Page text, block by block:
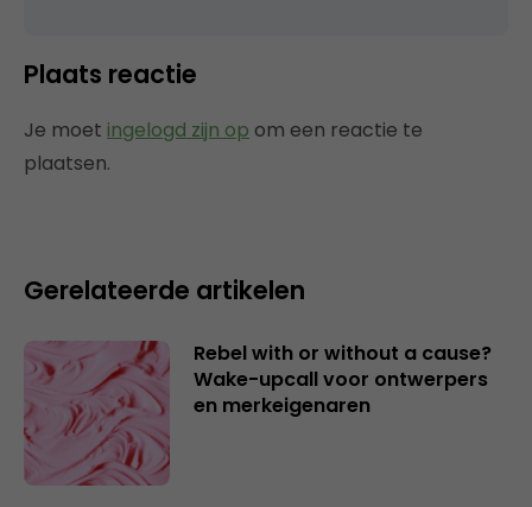
Plaats reactie
Je moet ingelogd zijn op om een reactie te
plaatsen.
Gerelateerde artikelen
Rebel with or without a cause?
Wake-upcall voor ontwerpers
en merkeigenaren